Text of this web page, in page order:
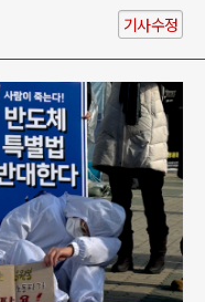
기사수정